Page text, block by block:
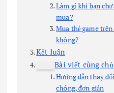
Làm gì khi bạn
mua?
Mua thẻ game
không?
Kết luận
Bài viết cùng chủ
Hướng dẫn thay
chóng, đơn giản